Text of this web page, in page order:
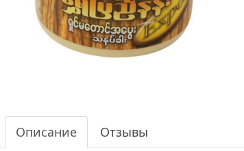
Описание Отзывы